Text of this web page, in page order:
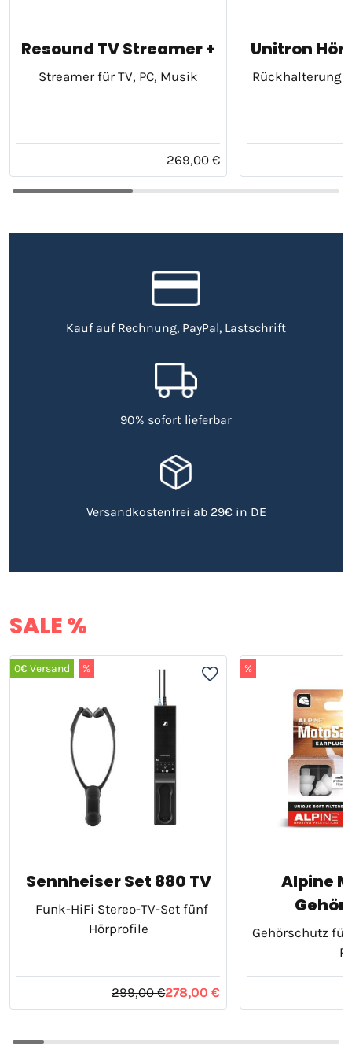
Resound TV Streamer +
Streamer für TV, PC, Musik
269,00 €
Unitron
Rückhalterung
Kauf auf Rechnung, PayPal, Lastschrift
90% sofort lieferbar
Versandkostenfrei ab 29€ in DE
SALE %
0€ Versand %
Sennheiser Set 880 TV
Funk-HiFi Stereo-TV-Set fünf
Hörprofile
299,00 €278,00 €
%
Alpine
Gehörschutz für